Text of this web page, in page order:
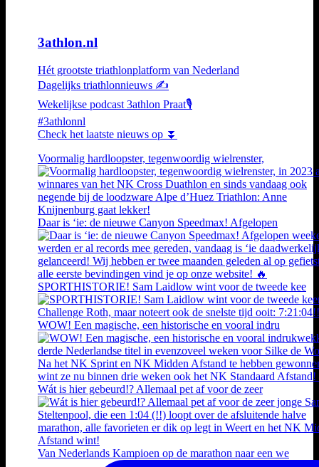
3athlon.nl
Hét grootste triathlonplatform van Nederland
Dagelijks triathlonnieuws ✍️
Wekelijkse podcast 3athlon Praat🎙️
#3athlonnl
Check het laatste nieuws op ⏬
Voormalig hardloopster, tegenwoordig wielrenster,
Daar is ‘ie: de nieuwe Canyon Speedmax! Afgelopen
SPORTHISTORIE! Sam Laidlow wint voor de tweede kee
WOW! Een magische, een historische en vooral indru
Wát is hier gebeurd!? Allemaal pet af voor de zeer
Van Nederlands Kampioen op de marathon naar een we